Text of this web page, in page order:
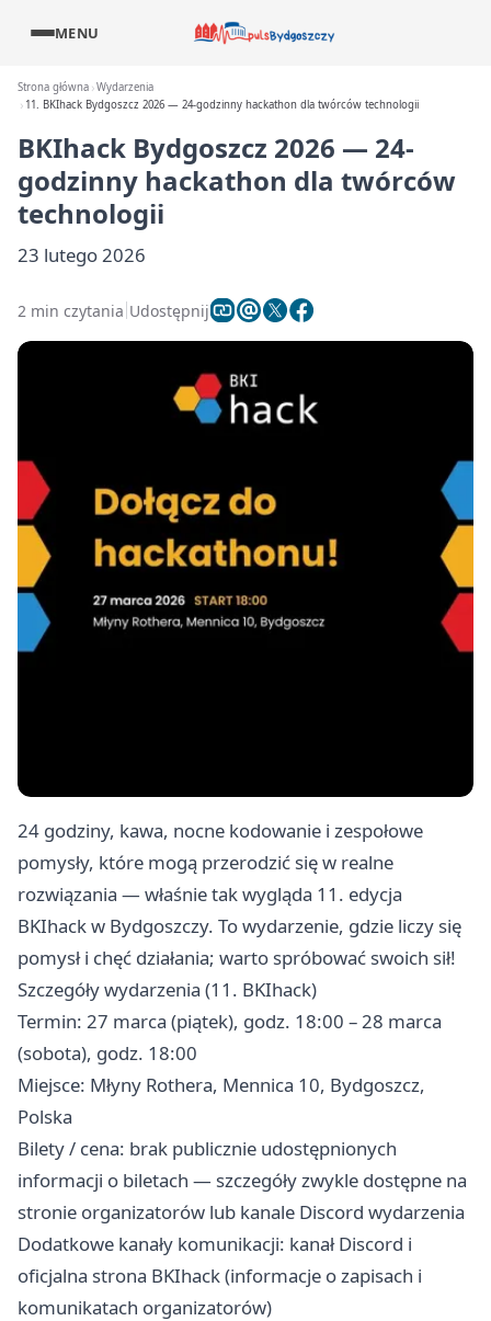
MENU
Strona główna Wydarzenia
11. BKIhack Bydgoszcz 2026 — 24-godzinny hackathon dla twórców technologii
BKIhack Bydgoszcz 2026 — 24-
godzinny hackathon dla twórców
technologii
23 lutego 2026
2 min czytania Udostępnij
24 godziny, kawa, nocne kodowanie i zespołowe
pomysły, które mogą przerodzić się w realne
rozwiązania — właśnie tak wygląda 11. edycja
BKIhack w Bydgoszczy. To wydarzenie, gdzie liczy się
pomysł i chęć działania; warto spróbować swoich sił!
Szczegóły wydarzenia (11. BKIhack)
Termin: 27 marca (piątek), godz. 18:00 – 28 marca
(sobota), godz. 18:00
Miejsce: Młyny Rothera, Mennica 10, Bydgoszcz,
Polska
Bilety / cena: brak publicznie udostępnionych
informacji o biletach — szczegóły zwykle dostępne na
stronie organizatorów lub kanale Discord wydarzenia
Dodatkowe kanały komunikacji: kanał Discord i
oficjalna strona BKIhack (informacje o zapisach i
komunikatach organizatorów)